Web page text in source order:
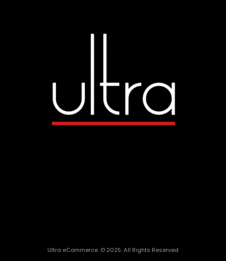
Ultra eCommerce. © 2025. All Rights Reserved